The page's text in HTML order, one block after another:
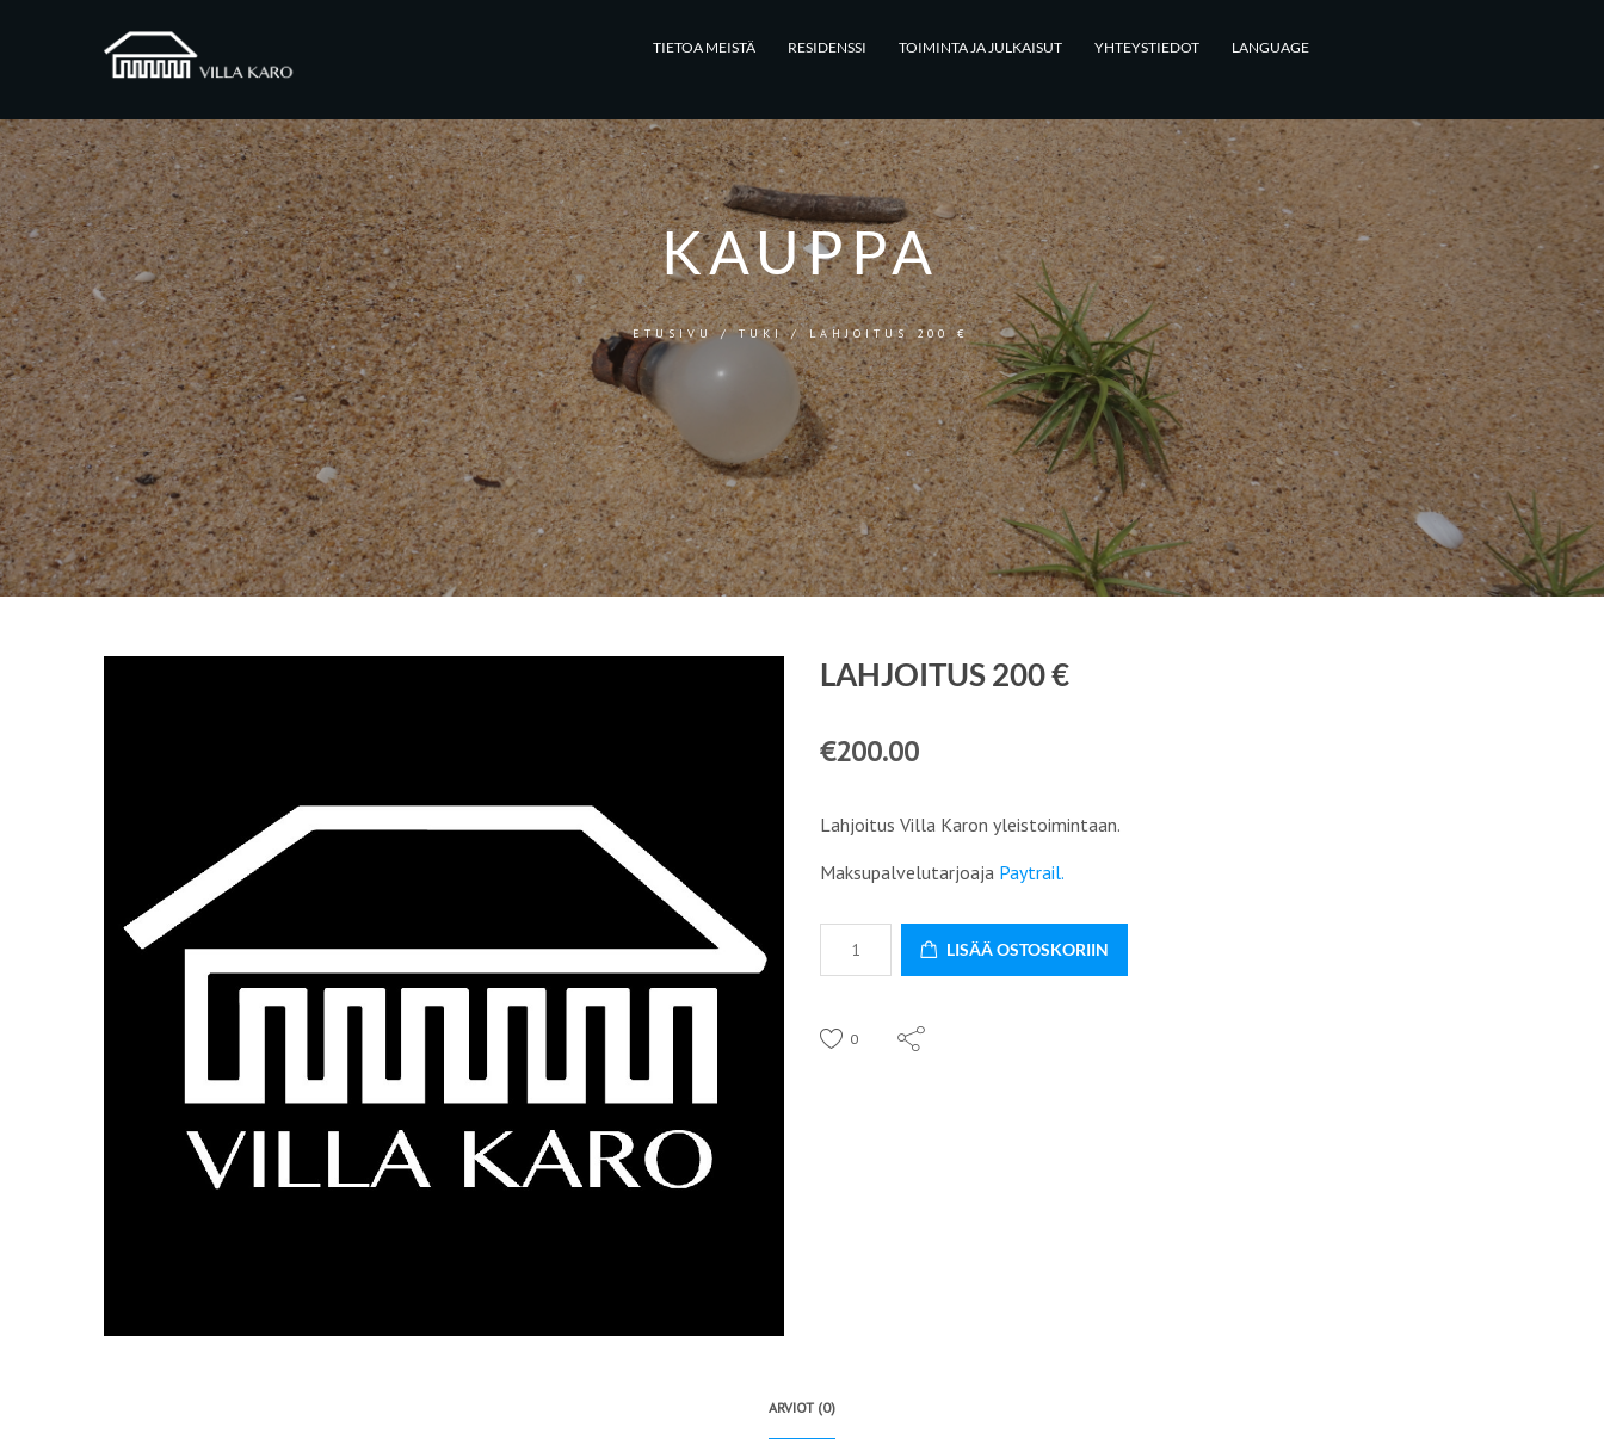
TIETOA MEISTÄ RESIDENSSI TOIMINTA JA JULKAISUT YHTEYSTIEDOT LANGUAGE
KAUPPA
ETUSIVU/TUKI/ LAHJOITUS 200 €
LAHJOITUS 200 €
€200.00
Lahjoitus Villa Karon yleistoimintaan.
Maksupalvelutarjoaja Paytrail.
LISÄÄ OSTOSKORIIN
0
ARVIOT (0)